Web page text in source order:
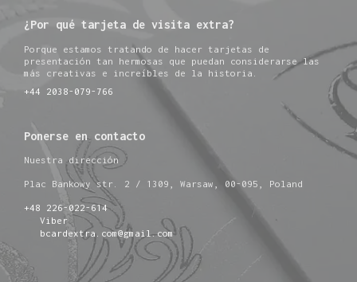
¿Por qué tarjeta de visita extra?
Porque estamos tratando de hacer tarjetas de
presentación tan hermosas que puedan considerarse las
más creativas e increíbles de la historia.
+44 2038-079-766
Ponerse en contacto
Nuestra dirección
Plac Bankowy str. 2 / 1309, Warsaw, 00-095, Poland
+48 226-022-614
Viber
bcardextra.com@gmail.com